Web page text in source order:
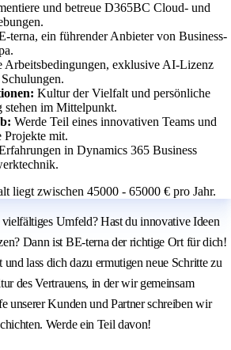
und betreue D365BC Cloud- und
terna, ein führender Anbieter von Business-
Arbeitsbedingungen, exklusive AI-Lizenz
Kultur der Vielfalt und persönliche
stehen im Mittelpunkt.
Werde Teil eines innovativen Teams und
Projekte mit.
in Dynamics 365 Business
liegt zwischen 45000 - 65000 € pro Jahr.
Umfeld? Hast du innovative Ideen
Dann ist BE-terna der richtige Ort für dich!
lass dich dazu ermutigen neue Schritte zu
des Vertrauens, in der wir gemeinsam
unserer Kunden und Partner schreiben wir
Werde ein Teil davon!